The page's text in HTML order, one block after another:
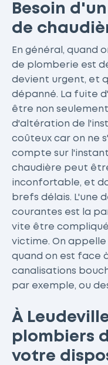
Besoin
de
En général, quand
de plomberie est
devient urgent, et
dépanné. La fuite
être non
d'altération de
coûteux car on ne
compte sur
chaudière peut
inconfortable, et
brefs délais. L'une
courantes est la
vite être
victime. On
quand on est face
canalisations
par exemple, ou
À
plombiers
votre